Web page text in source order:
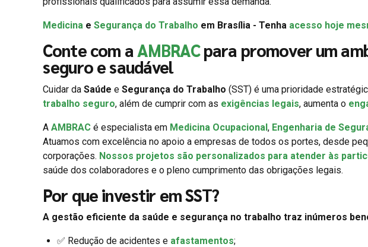
Medicina e Segurança do Trabalho em Brasília - Tenha acesso hoje
Conte com aAMBRACpara promover um
seguro e saudável
Cuidar da Saúde e Segurança do Trabalho (SST) é uma prioridade
trabalho seguro, além de cumprir com as exigências legais, aumenta o
A AMBRAC é especialista em Medicina Ocupacional, Engenharia de
Atuamos com excelência no apoio a empresas de todos os portes, desde
corporações. Nossos projetos são personalizados para atender às
saúde dos colaboradores e o pleno cumprimento das obrigações legais.
Por que investir em SST?
A gestão eficiente da saúde e segurança no trabalho traz inúmeros
✅ Redução de acidentes e afastamentos;